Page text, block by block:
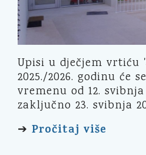
Upisi u dječjem vrtiću
2025./2026. godinu će
vremenu od 12.
zaključno 23. svibnja
➔ Pročitaj više